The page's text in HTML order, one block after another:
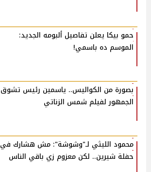
حمو بيكا يعلن تفاصيل ألبومه الجديد:
الموسم ده باسمي!
بصورة من الكواليس.. ياسمين رئيس تشوق
الجمهور لفيلم شمس الزناتي
محمود الليثي لـ"وشوشة": مش هشارك في
حفلة شيرين.. لكن معزوم زي باقي الناس